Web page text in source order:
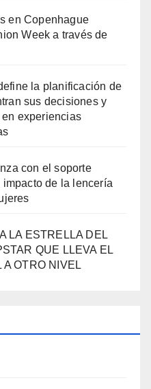
en Copenhague
Week a través de
la planificación de
sus decisiones y
experiencias
con el soporte
de la lencería
LA ESTRELLA DEL
QUE LLEVA EL
OTRO NIVEL